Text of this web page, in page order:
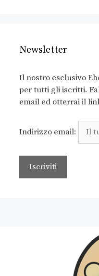
Newsletter
Il nostro esclusivo
per tutti gli iscritti.
email ed otterrai il
Indirizzo email: